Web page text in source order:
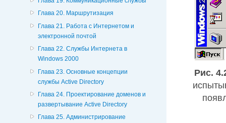
Глава 20. Маршрутизация
Глава 21. Работа с Интернетом и
электронной почтой
Глава 22. Службы Интернета в
Windows 2000
Глава 23. Основные концепции
службы Active Directory
Глава 24. Проектирование доменов и
развертывание Active Directory
Глава 25. Администрирование
Рис.